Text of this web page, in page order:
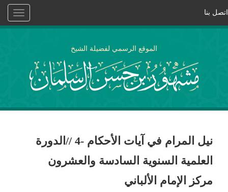
Toggle
اتصل بنا
الموقع الرسمي لفضيلة الشيخ
نيل المرام في آيات الأحكام -4 //الدورة
العلمية السنوية السادسة والعشرون
مركز الإمام الألباني